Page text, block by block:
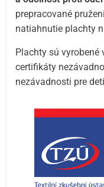
prepracované
natiahnutie plachty
Plachty sú vyrobené
certifikáty
nezávadnosti pre